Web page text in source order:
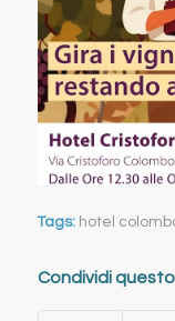
Tags: hotel
Condividi